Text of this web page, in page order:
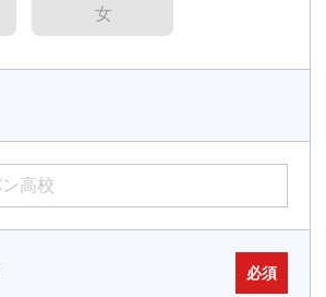
女
必須